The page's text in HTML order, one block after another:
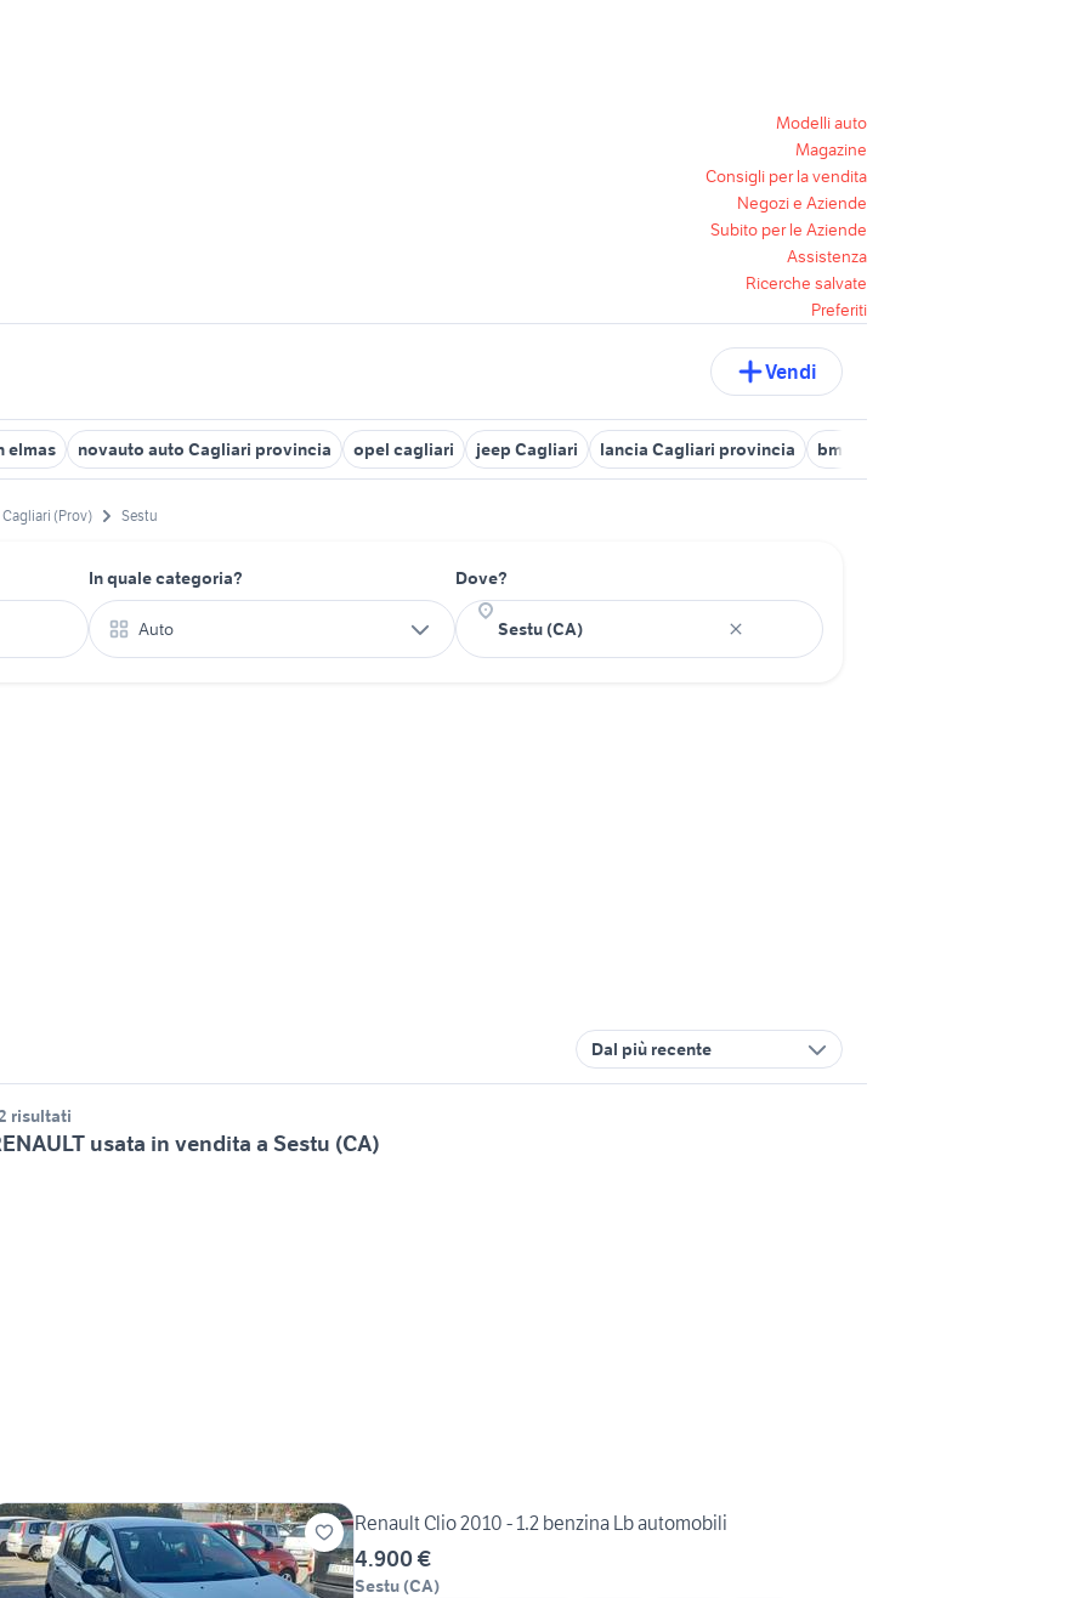
Modelli auto
Magazine
Consigli per la vendita
Negozi e Aziende
Subito per le Aziende
Assistenza
Ricerche salvate
Preferiti
Vendi
elmas novauto auto Cagliari provincia opel cagliari jeep Cagliari lancia Cagliari provincia bmw settimo san pietro
Cagliari (Prov) Sestu
In quale categoria?
Auto
Dove?
Dal più recente
risultati
usata in vendita a Sestu (CA)
Renault Clio 2010 - 1.2 benzina Lb automobili
4.900 €
Sestu (CA)